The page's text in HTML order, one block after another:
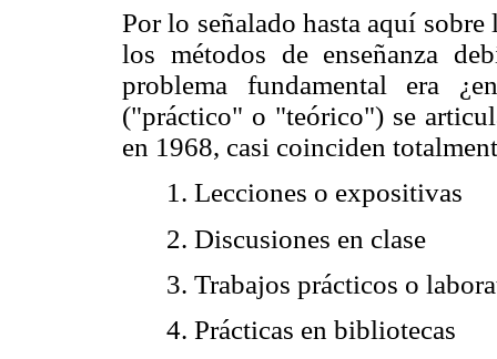
Por lo señalado hasta aquí
los métodos de enseñanza
problema fundamental era
("práctico" o "teórico") se
en 1968, casi coinciden
1. Lecciones o expositivas
2. Discusiones en clase
3. Trabajos prácticos o
4. Prácticas en bibliotecas